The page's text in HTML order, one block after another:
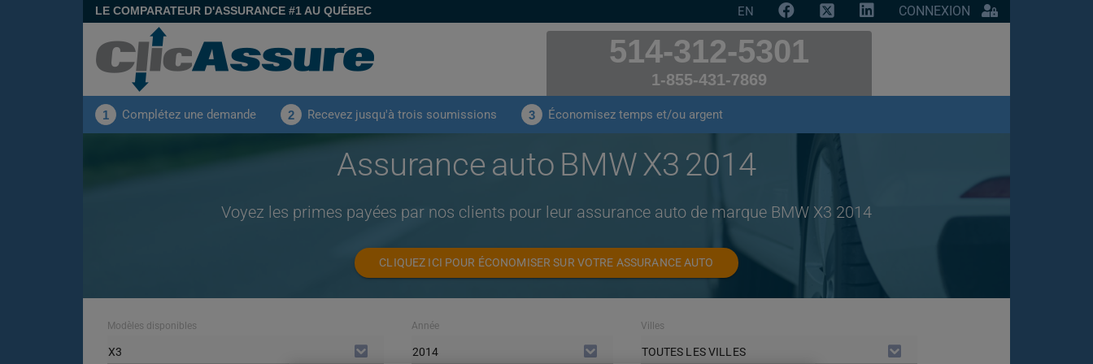
LE COMPARATEUR D'ASSURANCE #1 AU QUÉBEC EN CONNEXION
514-312-5301
1-855-431-7869
1 Complétez une demande 2 Recevez jusqu'à trois soumissions 3 Économisez temps et/ou argent
Assurance auto BMW X3 2014
Voyez les primes payées par nos clients pour leur assurance auto de marque BMW X3 2014
CLIQUEZ ICI POUR ÉCONOMISER SUR VOTRE ASSURANCE AUTO
Modèles disponibles
X3
Année
2014
Villes
TOUTES LES VILLES